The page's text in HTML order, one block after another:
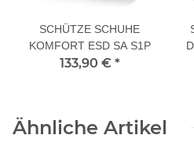
SCHÜTZE SCHUHE
KOMFORT ESD SA S1P
133,90 € *
Ähnliche Artikel